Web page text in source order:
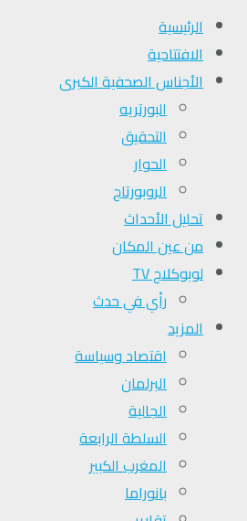
الرئيسية
الافتتاحية
الأجناس الصحفية الكبرى
البورتريه
التحقیق
الحوار
الروبورتاج
تحلیل الأحداث
من عين المكان
لوبوكلاج TV
رأي في حدث
المزيد
اقتصاد وسياسة
البرلمان
الجالية
السلطة الرابعة
المغرب الكبير
بانوراما